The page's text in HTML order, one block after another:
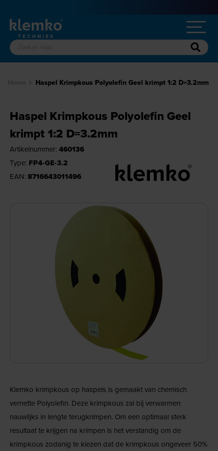
Haspel Krimpkous Polyolefin Geel krimpt 1:2 D=3.2mm
Haspel Krimpkous Polyolefin Geel
krimpt 1:2 D=3.2mm
Artikelnummer: 460136
Type: FP4-GE-3.2
EAN: 8716643011496
Klemko krimpkous op haspels is gemaakt van chemisch
vernette Polyolefin. Deze krimpkous zal bij verwarmen
nauwlijks in lengte terugkrimpen. Om een optimaal sterk
resultaat te krijgen na krimpen is het verstandig om de
krimpkous zodanig te kiezen dat de krimpkous ongeveer 50%